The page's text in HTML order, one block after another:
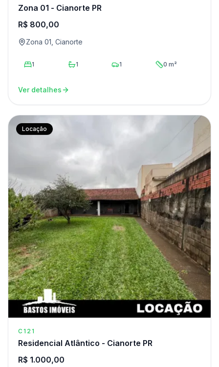
Zona 01 - Cianorte PR
R$ 800,00
Zona 01, Cianorte
1 1 1 0 m²
Ver detalhes
Locação
C121
Residencial Atlântico - Cianorte PR
R$ 1.000,00